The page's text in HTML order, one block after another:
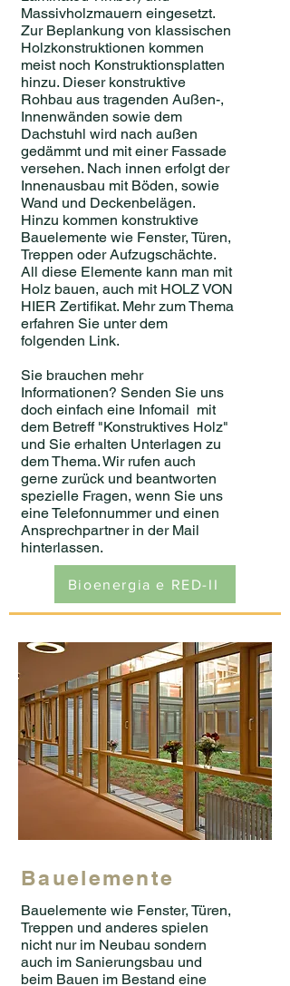
Massivholzmauern eingesetzt.
Zur Beplankung von klassischen
Holzkonstruktionen kommen
meist noch Konstruktionsplatten
hinzu. Dieser konstruktive
Rohbau aus tragenden Außen-,
Innenwänden sowie dem
Dachstuhl wird nach außen
gedämmt und mit einer Fassade
versehen. Nach innen erfolgt der
Innenausbau mit Böden, sowie
Wand und Deckenbelägen.
Hinzu kommen konstruktive
Bauelemente wie Fenster, Türen,
Treppen oder Aufzugschächte.
All diese Elemente kann man mit
Holz bauen, auch mit HOLZ VON
HIER Zertifikat. Mehr zum Thema
erfahren Sie unter dem
folgenden Link.
Sie brauchen mehr
Informationen? Senden Sie uns
doch einfach eine Infomail mit
dem Betreff "Konstruktives Holz"
und Sie erhalten Unterlagen zu
dem Thema. Wir rufen auch
gerne zurück und beantworten
spezielle Fragen, wenn Sie uns
eine Telefonnummer und einen
Ansprechpartner in der Mail
hinterlassen.
Bioenergia e RED-II
Bauelemente
Bauelemente wie Fenster, Türen,
Treppen und anderes spielen
nicht nur im Neubau sondern
auch im Sanierungsbau und
beim Bauen im Bestand eine